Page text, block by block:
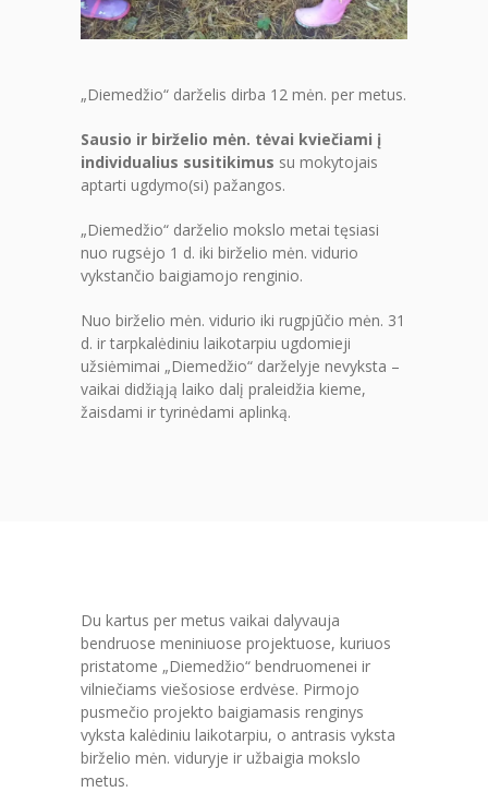
„Diemedžio“ darželis dirba 12 mėn. per metus.
Sausio ir birželio mėn. tėvai kviečiami į
individualius susitikimus su mokytojais
aptarti ugdymo(si) pažangos.
„Diemedžio“ darželio mokslo metai tęsiasi
nuo rugsėjo 1 d. iki birželio mėn. vidurio
vykstančio baigiamojo renginio.
Nuo birželio mėn. vidurio iki rugpjūčio mėn. 31
d. ir tarpkalėdiniu laikotarpiu ugdomieji
užsiėmimai „Diemedžio“ darželyje nevyksta –
vaikai didžiąją laiko dalį praleidžia kieme,
žaisdami ir tyrinėdami aplinką.
Du kartus per metus vaikai dalyvauja
bendruose meniniuose projektuose, kuriuos
pristatome „Diemedžio“ bendruomenei ir
vilniečiams viešosiose erdvėse. Pirmojo
pusmečio projekto baigiamasis renginys
vyksta kalėdiniu laikotarpiu, o antrasis vyksta
birželio mėn. viduryje ir užbaigia mokslo
metus.